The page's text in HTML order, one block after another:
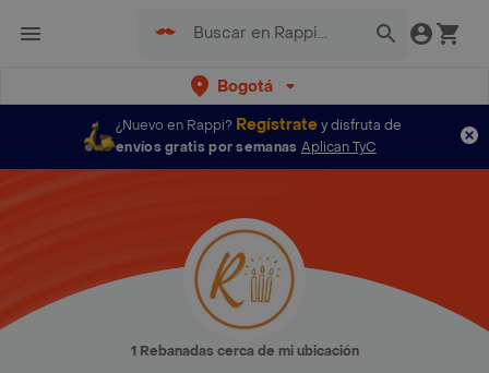
Bogotá
¿Nuevo en Rappi? Regístratey disfruta de
envíos gratis por semanas Aplican TyC
1 Rebanadas cerca de mi ubicación